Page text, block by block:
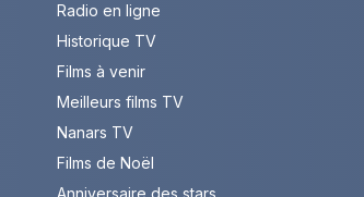
Radio en ligne
Historique TV
Films à venir
Meilleurs films TV
Nanars TV
Films de Noël